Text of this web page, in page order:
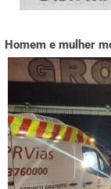
Homem e mulher